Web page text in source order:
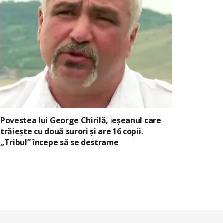
Povestea lui George Chirilă, ieșeanul care
trăiește cu două surori și are 16 copii.
„Tribul” începe să se destrame